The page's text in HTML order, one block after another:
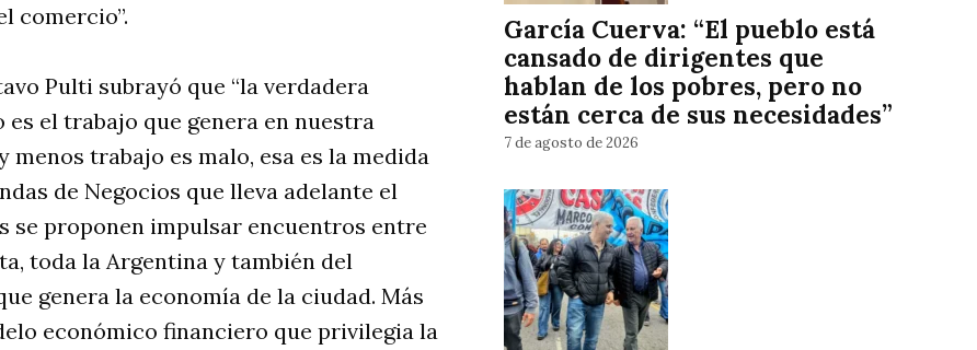
comercio”.
Pulti subrayó que “la verdadera
el trabajo que genera en nuestra
menos trabajo es malo, esa es la medida
de Negocios que lleva adelante el
se proponen impulsar encuentros entre
toda la Argentina y también del
genera la economía de la ciudad. Más
económico financiero que privilegia la
García Cuerva: “El pueblo está
cansado de dirigentes que
hablan de los pobres, pero no
están cerca de sus necesidades”
7 de agosto de 2026